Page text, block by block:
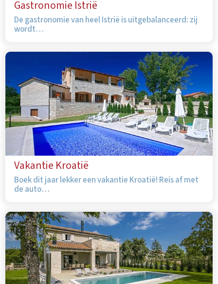
Gastronomie Istrië
De gastronomie van heel Istrië is uitgebalanceerd: zij
wordt…
Vakantie Kroatië
Boek dit jaar lekker een vakantie Kroatië! Reis af met
de auto…